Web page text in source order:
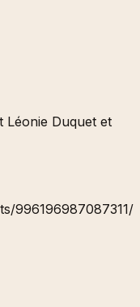
Léonie Duquet et
996196987087311/